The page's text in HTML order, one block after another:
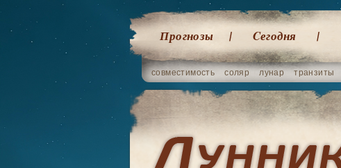
Прогнозы Cегодня
совместимость соляр лунар транзиты